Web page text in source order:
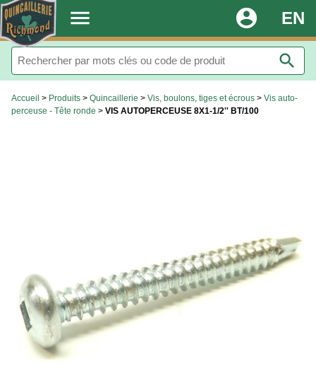
. menu EN
account_circle
search
Accueil > Produits > Quincaillerie > Vis, boulons, tiges et écrous > Vis auto-
perceuse - Tête ronde > VIS AUTOPERCEUSE 8X1-1/2'' BT/100